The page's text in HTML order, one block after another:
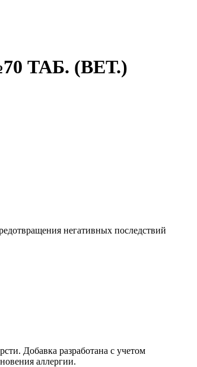
ТАБ. (ВЕТ.)
негативных последствий
Добавка разработана с учетом
аллергии.